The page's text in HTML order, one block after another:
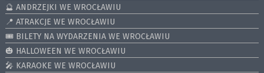
🔮 ANDRZEJKI WE WROCŁAWIU
📍 ATRAKCJE WE WROCŁAWIU
🎟️ BILETY NA WYDARZENIA WE WROCŁAWIU
🎃 HALLOWEEN WE WROCŁAWIU
🎤 KARAOKE WE WROCŁAWIU